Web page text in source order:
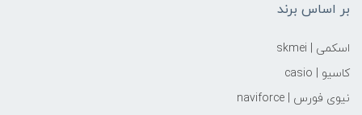
بر اساس برند
اسکمی | skmei
کاسیو | casio
نیوی فورس | naviforce